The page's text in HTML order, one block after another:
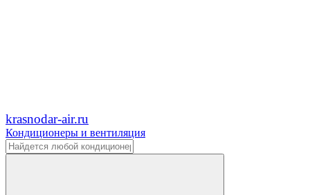
krasnodar-air.ru
Кондиционеры и вентиляция